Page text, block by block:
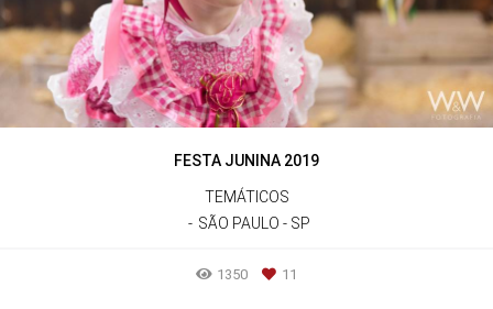
FESTA JUNINA 2019
TEMÁTICOS
SÃO PAULO - SP
1350 11